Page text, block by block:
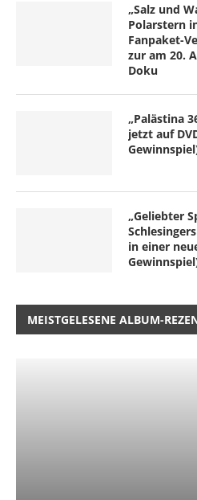
„Salz und
Polarstern
Fanpaket-
zur am 20.
Doku
„Palästina
jetzt auf
„Geliebter
in einer
MEISTGELESENE ALBUM-